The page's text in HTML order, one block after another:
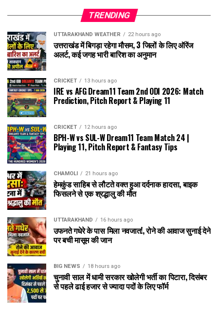
TRENDING
UTTARAKHAND WEATHER 22 hours ago
उत्तराखंड में बिगड़ा रहेगा मौसम, 3 जिलों के लिए ऑरेंज
अलर्ट, कई जगह भारी बारिश का अनुमान
CRICKET 13 hours ago
IRE vs AFG Dream11 Team 2nd ODI 2026: Match
Prediction, Pitch Report & Playing 11
CRICKET 12 hours ago
BPH-W vs SUL-W Dream11 Team Match 24 |
Playing 11, Pitch Report & Fantasy Tips
CHAMOLI 21 hours ago
हेमकुंड साहिब से लौटते वक्त हुआ दर्दनाक हादसा, बाइक
फिसलने से एक श्रद्धालु की मौत
UTTARAKHAND 16 hours ago
उफनते गधेरे के पास मिला नवजात!, रोने की आवाज सुनाई देने
पर बची मासूम की जान
BIG NEWS 18 hours ago
चुनावी साल में धामी सरकार खोलेगी भर्ती का पिटारा, दिसंबर
से पहले ढाई हजार से ज्यादा पदों के लिए फॉर्म